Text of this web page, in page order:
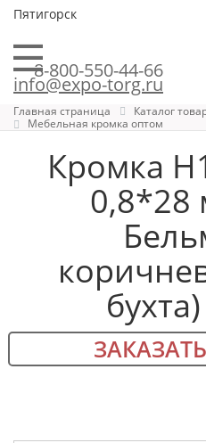
Пятигорск
8-800-550-44-66
info@expo-torg.ru
Главная страница
Каталог
Мебельная кромка оптом
Кромка
0,8*28